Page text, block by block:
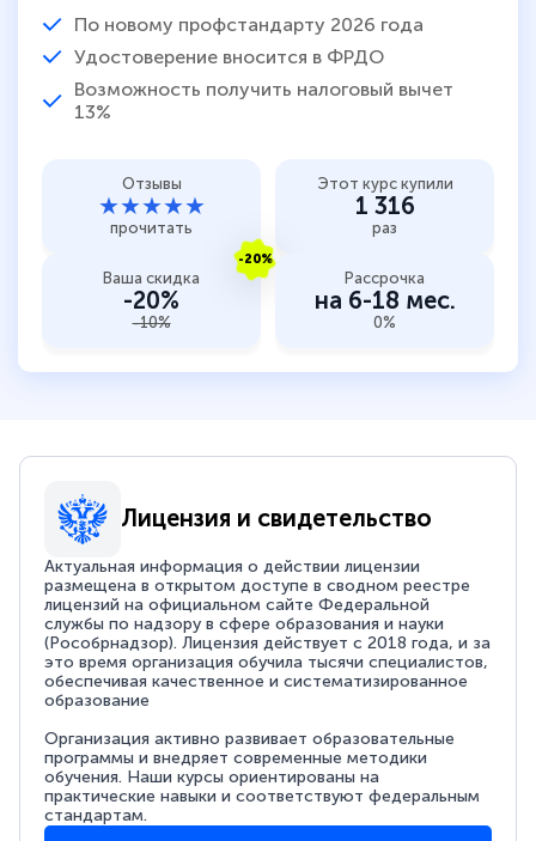
По новому профстандарту 2026 года
Удостоверение вносится в ФРДО
Возможность получить налоговый вычет
13%
Отзывы
★★★★★
прочитать
Этот курс купили
1 316
раз
-20%
Ваша скидка
-20%
-10%
Рассрочка
на 6-18 мес.
0%
Лицензия и свидетельство
Актуальная информация о действии лицензии
размещена в открытом доступе в сводном реестре
лицензий на официальном сайте Федеральной
службы по надзору в сфере образования и науки
(Рособрнадзор). Лицензия действует с 2018 года, и за
это время организация обучила тысячи специалистов,
обеспечивая качественное и систематизированное
образование
Организация активно развивает образовательные
программы и внедряет современные методики
обучения. Наши курсы ориентированы на
практические навыки и соответствуют федеральным
стандартам.